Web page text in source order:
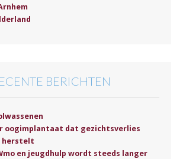
BERICHTEN
oogimplantaat dat gezichtsverlies
herstelt
en jeugdhulp wordt steeds langer